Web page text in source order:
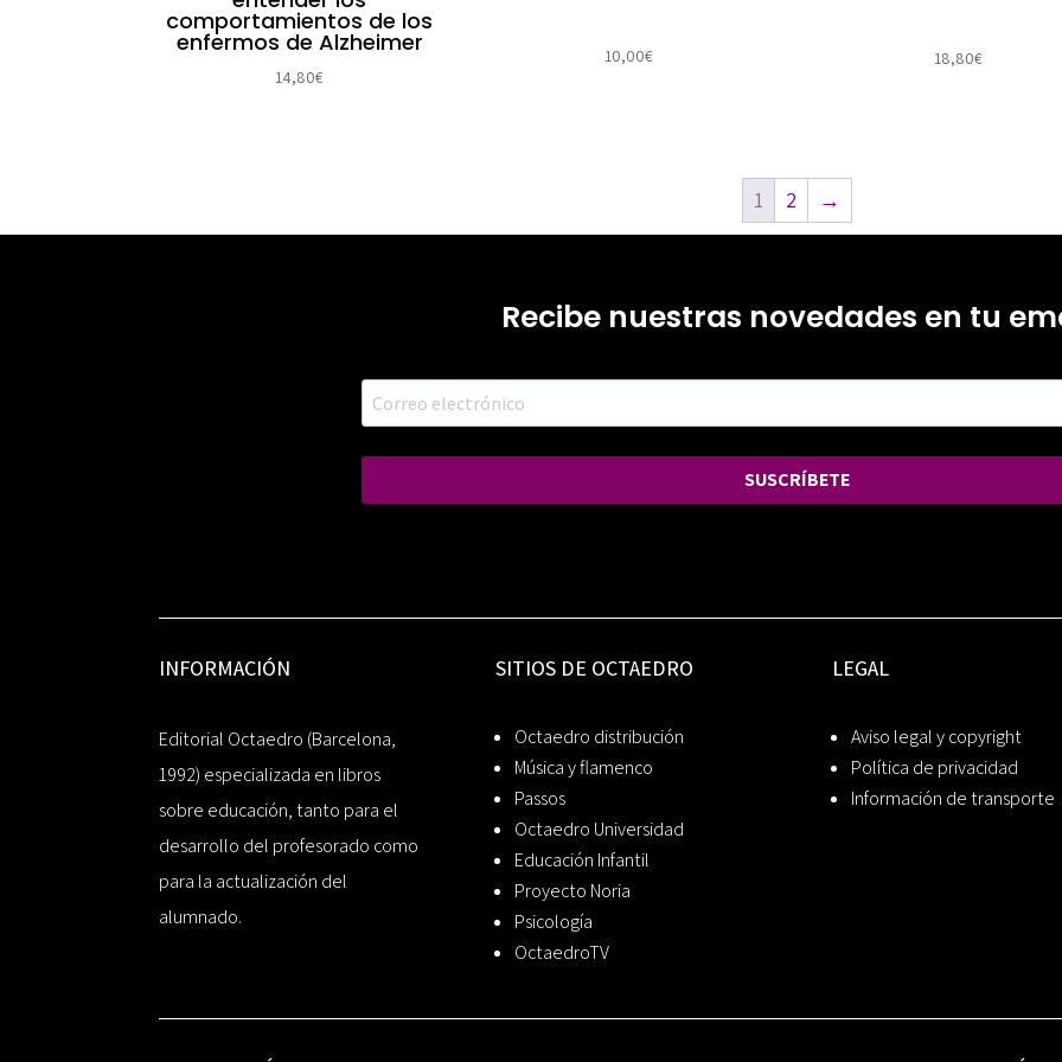
comportamientos de los
enfermos de Alzheimer
14,80€
10,00€ 18,80€
1 2 →
Recibe nuestras novedades en tu
SUSCRÍBETE
INFORMACIÓN
Editorial Octaedro (Barcelona,
1992) especializada en libros
sobre educación, tanto para el
desarrollo del profesorado como
para la actualización del
alumnado.
SITIOS DE OCTAEDRO
Octaedro distribución
Música y flamenco
Passos
Octaedro Universidad
Educación Infantil
Proyecto Noria
Psicología
OctaedroTV
LEGAL
Aviso legal y copyright
Política de privacidad
Información de transporte